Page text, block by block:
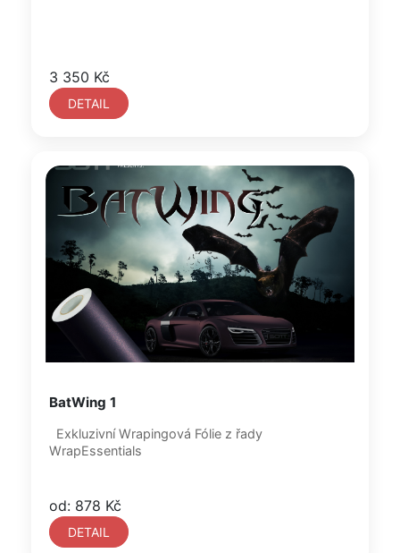
3 350 Kč
DETAIL
BatWing 1
Exkluzivní Wrapingová Fólie z řady
WrapEssentials
od: 878 Kč
DETAIL